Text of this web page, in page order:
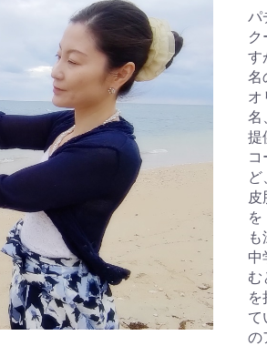
パ
す
名
オ
名
提
ど
中
む
て
の